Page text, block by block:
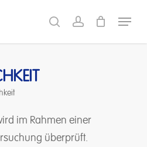
searchaccount
Menu
im Rahmen einer
überprüft.